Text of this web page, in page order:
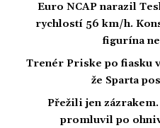
Euro NCAP narazil
rychlostí 56 km/h.
figurína
Trenér Priske po fiasku
že Sparta
Přežili jen
promluvil po